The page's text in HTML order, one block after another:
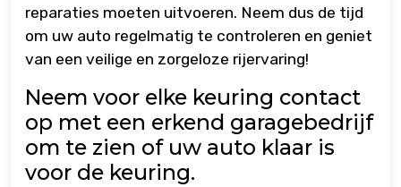
reparaties moeten uitvoeren. Neem dus de tijd
om uw auto regelmatig te controleren en geniet
van een veilige en zorgeloze rijervaring!
Neem voor elke keuring contact
op met een erkend garagebedrijf
om te zien of uw auto klaar is
voor de keuring.